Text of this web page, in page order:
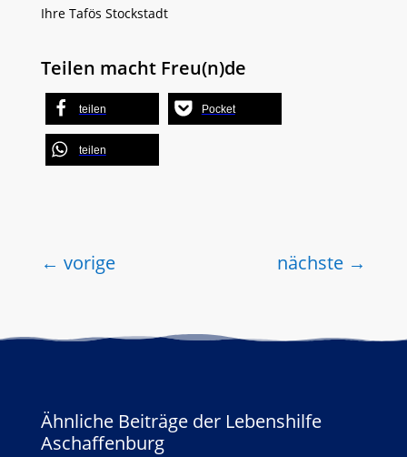
Ihre Tafös Stockstadt
Teilen macht Freu(n)de
teilen Pocket
teilen
← vorige nächste →
Ähnliche Beiträge der Lebenshilfe
Aschaffenburg